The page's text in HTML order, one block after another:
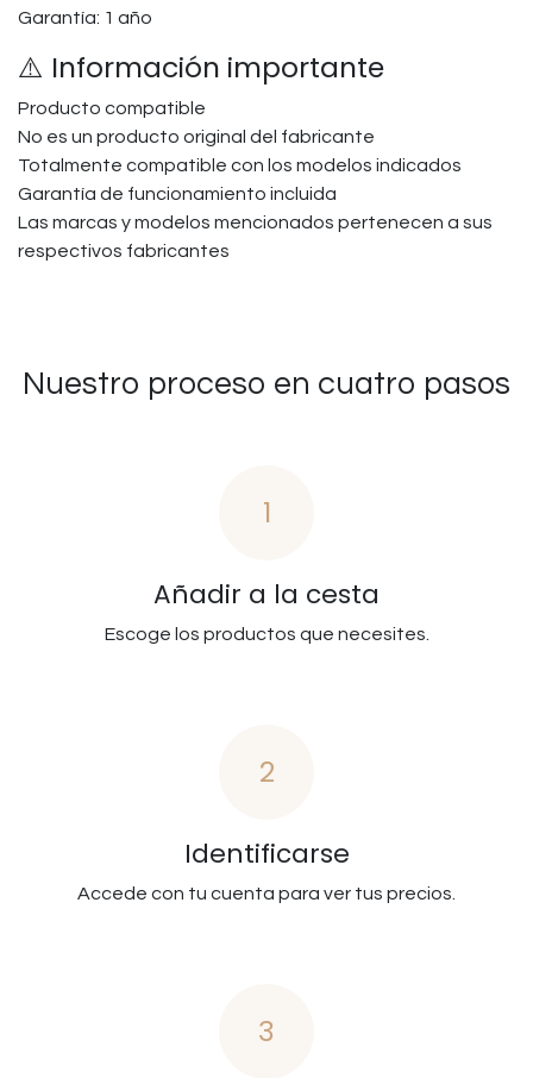
Garantía: 1 año
⚠️ Información importante
Producto compatible
No es un producto original del fabricante
Totalmente compatible con los modelos indicados
Garantía de funcionamiento incluida
Las marcas y modelos mencionados pertenecen a sus
respectivos fabricantes
Nuestro proceso en cuatro pasos
1
Añadir a la cesta
Escoge los productos que necesites.
2
Identificarse
Accede con tu cuenta para ver tus precios.
3